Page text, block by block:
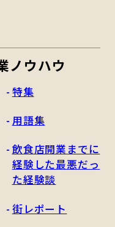
ノウハウ
特集
用語集
飲食店開業までに
経験した最悪だっ
た経験談
街レポート